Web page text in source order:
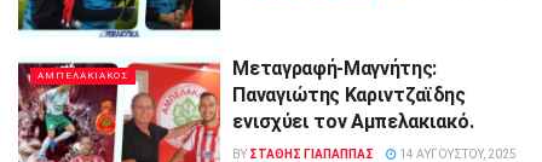
ΑΜΠΕΛΑΚΙΑΚΟΣ
Μεταγραφή-Μαγνήτης:
Παναγιώτης Καριντζαϊδης
ενισχύει τον Αμπελακιακό.
BY ΣΤΑΘΗΣ ΓΊΑΠΑΠΠΑΣ 14 ΑΥΓΟΎΣΤΟΥ, 2025